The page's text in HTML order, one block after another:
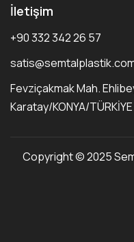
İletişim
+90 332 342 26 57
Fevziçakmak Mah.
Karatay/KONYA/TÜRKİYE
Copyright © 2025